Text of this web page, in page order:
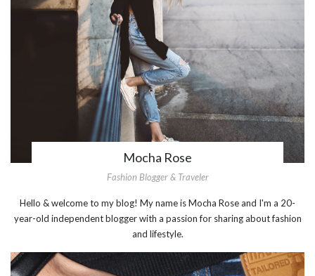
Mocha Rose
Fashion Blogger & Traveler
Hello & welcome to my blog! My name is Mocha Rose and I'm a 20-
year-old independent blogger with a passion for sharing about fashion
and lifestyle.